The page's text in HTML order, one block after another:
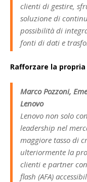
clienti di gestire,
soluzione di
possibilità di
fonti di dati e
Rafforzare la
Marco Pozzoni,
Lenovo
Lenovo non solo
leadership nel
maggiore tasso di
ulteriormente la
clienti e partner
flash (AFA)